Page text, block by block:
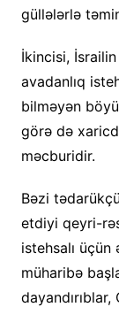
güllələrlə
İkincisi,
avadanlıq
bilməyən
görə də
məcburidir.
Bəzi
etdiyi qeyri-
istehsalı
müharibə